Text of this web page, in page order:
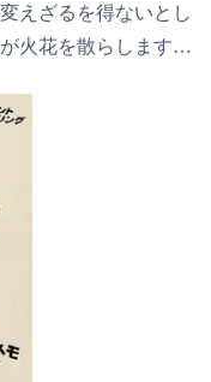
えざるを得ないとし
火花を散らします…